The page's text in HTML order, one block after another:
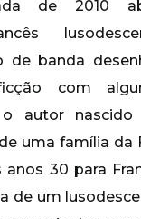
de 2010
de banda
com
o autor
uma família da
30 para
de um